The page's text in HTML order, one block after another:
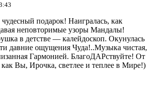
чудесный подарок! Наигралась, как
неповторимые узоры Мандалы!
в детстве — калейдоскоп. Окунулась
давние ощущения Чуда!..Музыка чистая,
Гармонией. БлагоДАРствуйте! От
Вы, Ирочка, светлее и теплее в Мире!)